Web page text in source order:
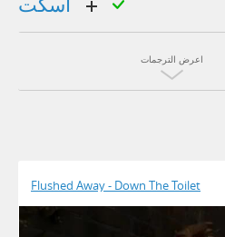
اعرض الترجمات
Flushed Away - Down The Toilet